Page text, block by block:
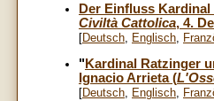
Der Einfluss
Civiltà Cattolica, 4.
[Deutsch Englisch
"Kardinal Ratzinger
Ignacio Arrieta (L'
[Deutsch, Englisch,